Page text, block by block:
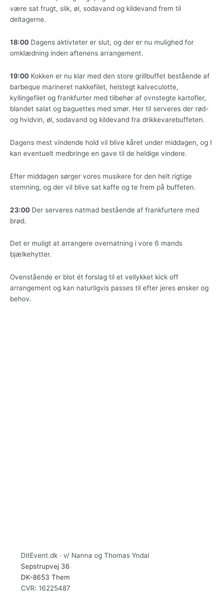
være sat frugt, slik, øl, sodavand og kildevand frem til
deltagerne.
18:00 Dagens aktivteter er slut, og der er nu mulighed for
omklædning inden aftenens arrangement.
19:00 Kokken er nu klar med den store grillbuffet bestående af
barbeque marineret nakkefilet, helstegt kalveculotte,
kyllingefilet og frankfurter med tilbehør af ovnstegte kartofler,
blandet salat og baguettes med smør. Her til serveres der rød-
og hvidvin, øl, sodavand og kildevand fra drikkevarebuffeten.
Dagens mest vindende hold vil blive kåret under middagen, og I
kan eventuelt medbringe en gave til de heldige vindere.
Efter middagen sørger vores musikere for den helt rigtige
stemning, og der vil blive sat kaffe og te frem på buffeten.
23:00 Der serveres natmad bestående af frankfurtere med
brød.
Det er muligt at arrangere overnatning i vore 6 mands
bjælkehytter.
Ovenstående er blot ét forslag til et vellykket kick off
arrangement og kan naturligvis passes til efter jeres ønsker og
behov.
DitEvent.dk · v/ Nanna og Thomas Yndal
Sepstrupvej 36
DK-8653 Them
CVR: 16225487